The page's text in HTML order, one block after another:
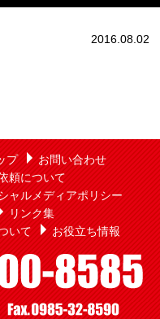
2016.08.02
プ
お問い合わせ
頼について
ャルメディアポリシー
リンク集
いて お役立ち情報